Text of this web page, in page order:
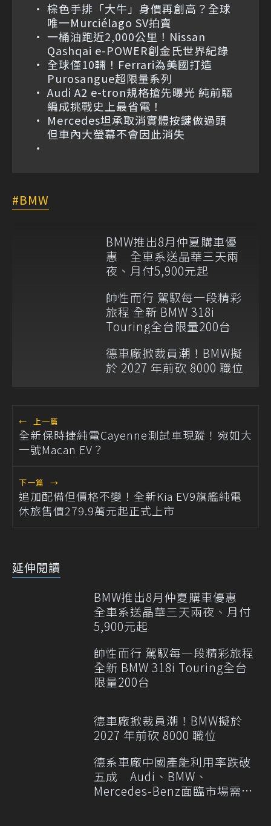
棕色手排「大牛」身價再創高？全球
唯一Murciélago SV拍賣
一桶油跑近2,000公里！Nissan
Qashqai e-POWER創金氏世界紀錄
全球僅10輛！Ferrari為美國打造
Purosangue超限量系列
Audi A2 e-tron規格搶先曝光 純前驅
編成挑戰史上最省電！
Mercedes坦承取消實體按鍵做過頭
但車內大螢幕不會因此消失
BMW
BMW推出8月仲夏購車優
惠 全車系送晶華三天兩
夜、月付5,900元起
帥性而行 駕馭每一段精彩
旅程 全新 BMW 318i
Touring全台限量200台
德車廠掀裁員潮！BMW擬
於 2027 年前砍 8000 職位
← 上一篇
全新保時捷純電Cayenne測試車現蹤！宛如大
一號Macan EV？
下一篇 →
追加配備但價格不變！全新Kia EV9旗艦純電
休旅售價279.9萬元起正式上市
延伸閱讀
BMW推出8月仲夏購車優惠
全車系送晶華三天兩夜、月付
5,900元起
帥性而行 駕馭每一段精彩旅程
全新 BMW 318i Touring全台
限量200台
德車廠掀裁員潮！BMW擬於
2027 年前砍 8000 職位
德系車廠中國產能利用率跌破
五成 Audi、BMW、
Mercedes-Benz面臨市場需求